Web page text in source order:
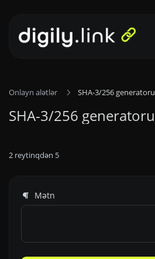
Onlayn alətlər SHA-3/256 generatoru
SHA-3/256 generatoru
2 reytinqdən 5
Mətn